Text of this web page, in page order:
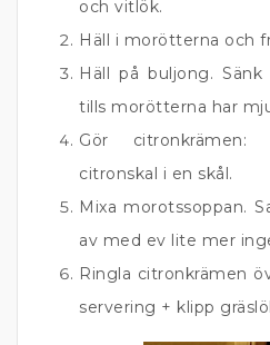
och vitlök.
Häll i morötterna och
Häll på buljong.
tills morötterna har
Gör
citronskal i en skål.
Mixa morotssoppan.
av med ev lite mer
Ringla citronkrämen
servering + klipp